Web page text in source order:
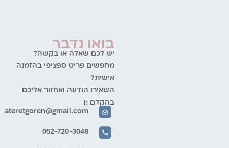
בואו נדבר
יש לכם שאלה או בקשה?
מחפשים פריט ספציפי בהזמנה
אישית?
השאירו הודעה ואחזור אליכם
בהקדם :)
ateretgoren@gmail.com
052-720-3048